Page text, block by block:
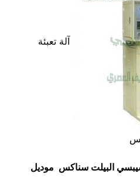
آلة تعبئة
البيلت سناكس موديل